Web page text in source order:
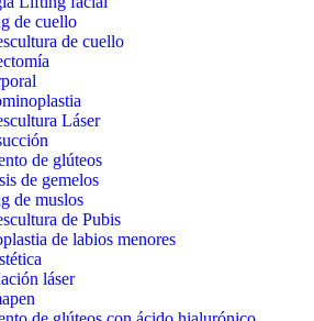
de cuello
de cuello
Láser
de glúteos
de gemelos
de muslos
de Pubis
de labios menores
láser